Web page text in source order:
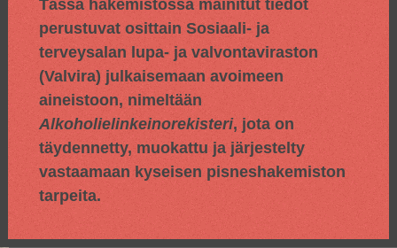
Tässä hakemistossa mainitut tiedot
perustuvat osittain Sosiaali- ja
terveysalan lupa- ja valvontaviraston
(Valvira) julkaisemaan avoimeen
aineistoon, nimeltään
Alkoholielinkeinorekisteri, jota on
täydennetty, muokattu ja järjestelty
vastaamaan kyseisen pisneshakemiston
tarpeita.